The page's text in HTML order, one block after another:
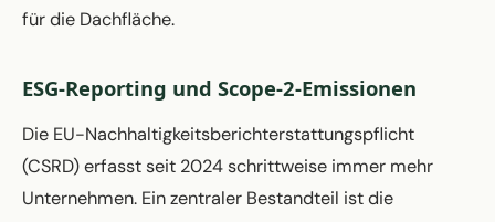
für die Dachfläche.
ESG-Reporting und Scope-2-Emissionen
Die EU-Nachhaltigkeitsberichterstattungspflicht
(CSRD) erfasst seit 2024 schrittweise immer mehr
Unternehmen. Ein zentraler Bestandteil ist die